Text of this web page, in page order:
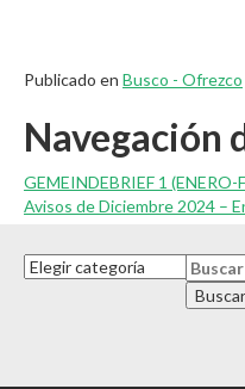
Publicado en Busco - Ofrezco
Navegación
GEMEINDEBRIEF 1 (ENERO-
Avisos de Diciembre 2024 –